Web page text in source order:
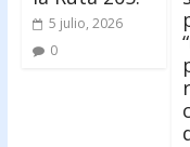
5 julio, 2026
0